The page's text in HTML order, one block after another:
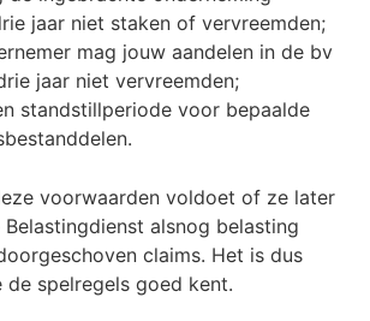
jaar niet staken of vervreemden;
mag jouw aandelen in de bv
jaar niet vervreemden;
standstillperiode voor bepaalde
voorwaarden voldoet of ze later
alsnog belasting
claims. Het is dus
spelregels goed kent.